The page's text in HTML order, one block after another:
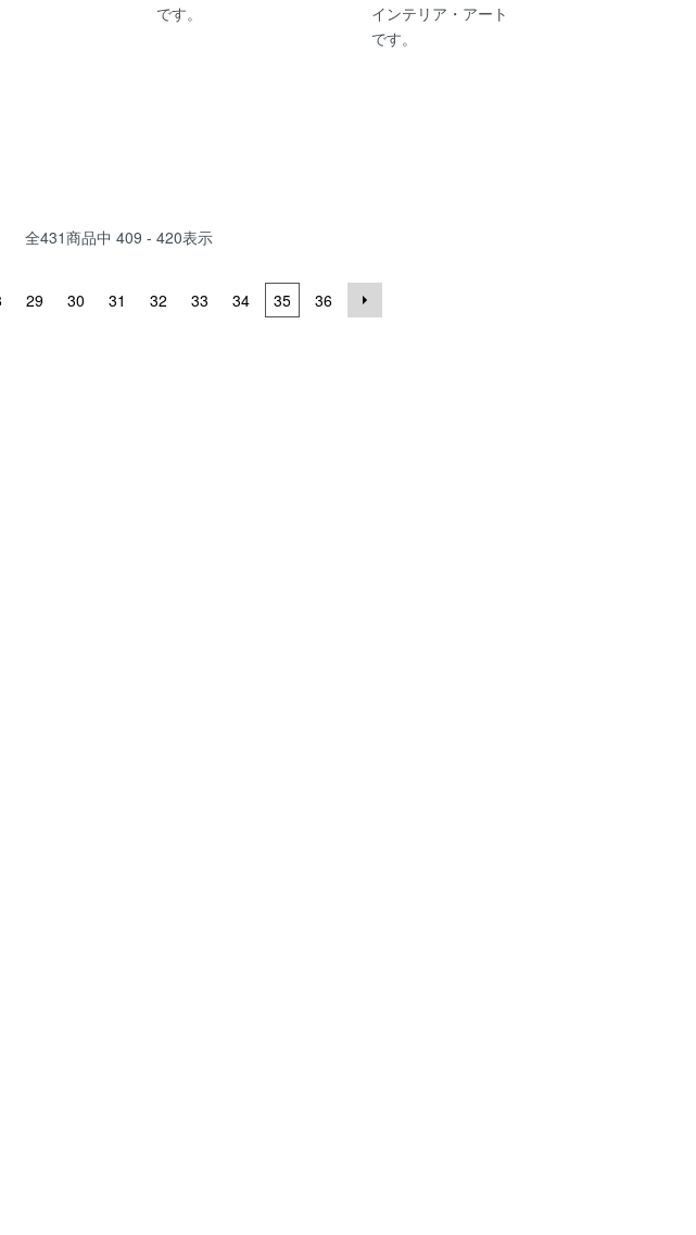
です。
インテリア・アート
です。
全431商品中 409 - 420表示
29 30 31 32 33 34 35 36